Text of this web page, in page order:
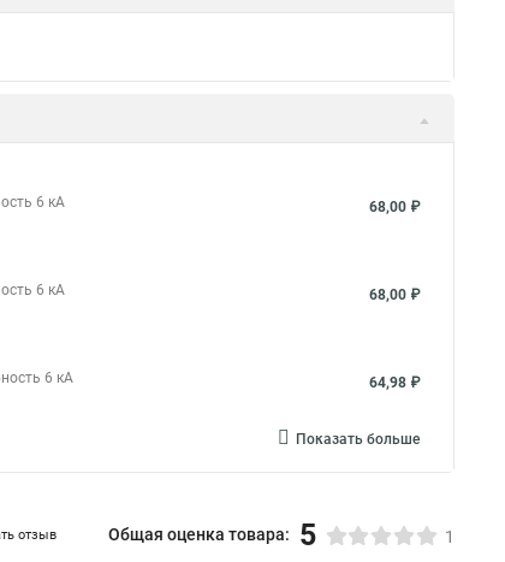
6 кА 68,00 ₽
6 кА 68,00 ₽
6 кА 64,98 ₽
Показать больше
отзыв Общая оценка товара: 5 1